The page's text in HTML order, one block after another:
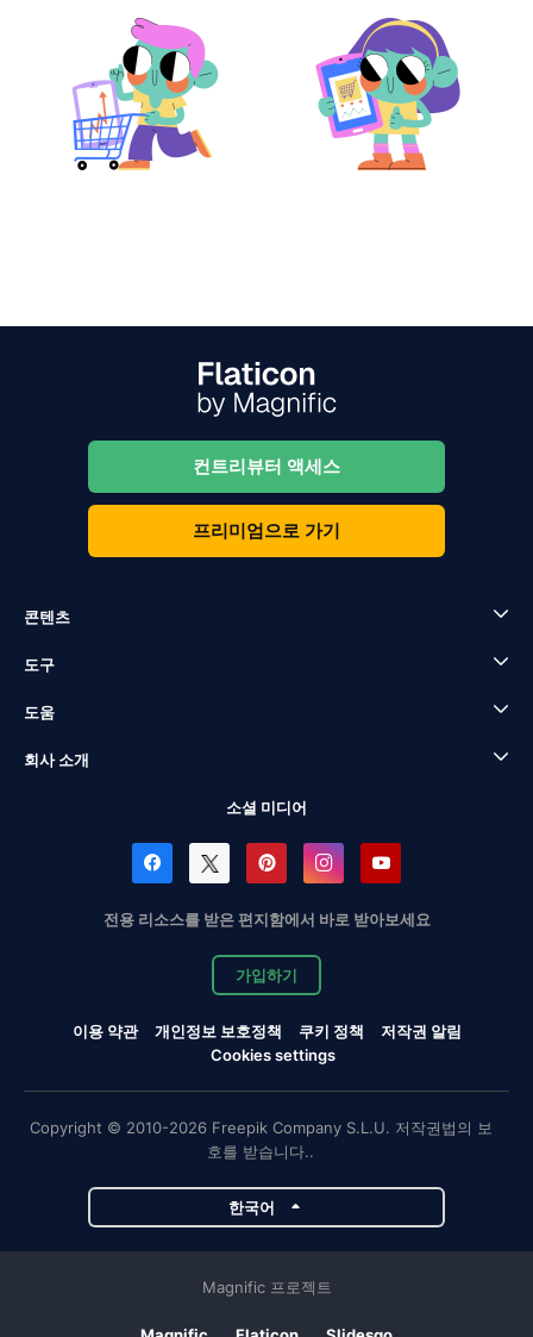
컨트리뷰터 액세스
프리미엄으로 가기
콘텐츠
도구
도움
회사 소개
소셜 미디어
전용 리소스를 받은 편지함에서 바로 받아보세요
가입하기
이용 약관 개인정보 보호정책 쿠키 정책
저작권 알림
Cookies settings
Copyright © 2010-2026 Freepik Company S.L.U. 저작권법의 보
호를 받습니다..
한국어
Magnific 프로젝트